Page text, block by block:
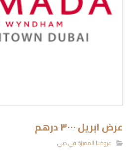
عرض ابريل ٣٠٠٠ درهم
عروضنا المميزة في دبي